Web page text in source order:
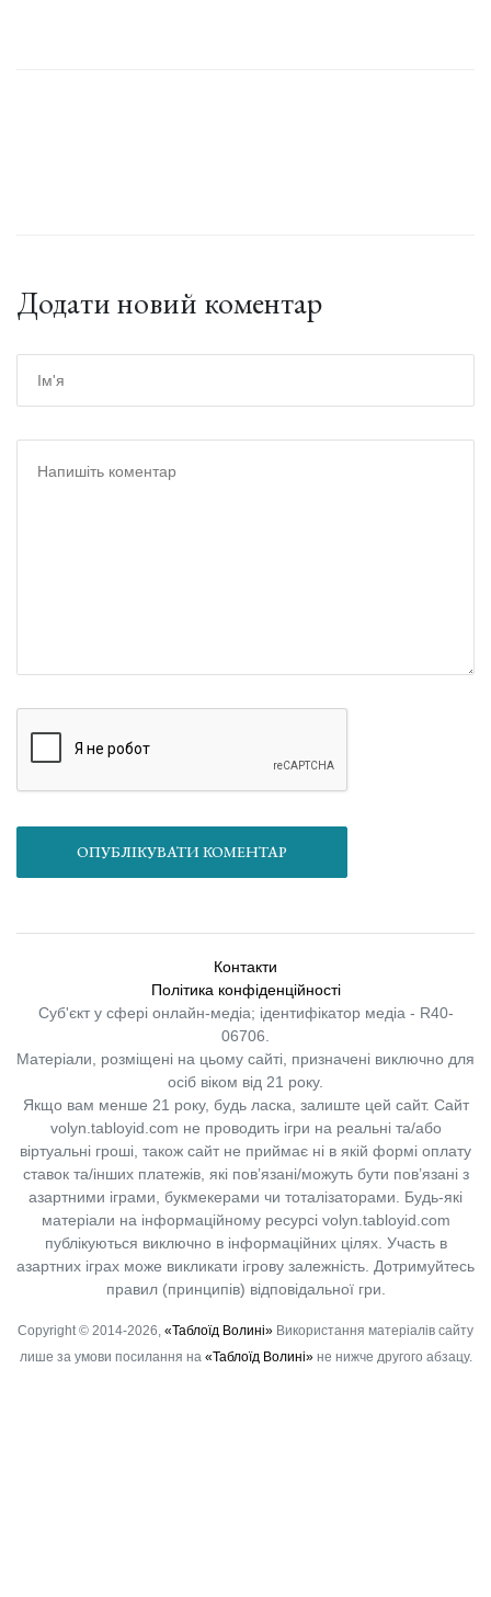
Додати новий коментар
ОПУБЛІКУВАТИ КОМЕНТАР
Контакти
Політика конфіденційності
Суб'єкт у сфері онлайн-медіа; ідентифікатор медіа - R40-
06706.
Матеріали, розміщені на цьому сайті, призначені виключно для
осіб віком від 21 року.
Якщо вам менше 21 року, будь ласка, залиште цей сайт. Сайт
volyn.tabloyid.com не проводить ігри на реальні та/або
віртуальні гроші, також сайт не приймає ні в якій формі оплату
ставок та/інших платежів, які пов’язані/можуть бути пов’язані з
азартними іграми, букмекерами чи тоталізаторами. Будь-які
матеріали на інформаційному ресурсі volyn.tabloyid.com
публікуються виключно в інформаційних цілях. Участь в
азартних іграх може викликати ігрову залежність. Дотримуйтесь
правил (принципів) відповідальної гри.
Copyright © 2014-2026, «Таблоїд Волині» Використання матеріалів сайту
лише за умови посилання на «Таблоїд Волині»не нижче другого абзацу.